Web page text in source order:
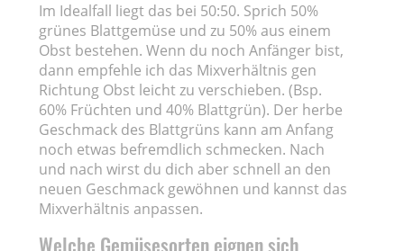
Im Idealfall liegt das bei 50:50. Sprich 50%
grünes Blattgemüse und zu 50% aus einem
Obst bestehen. Wenn du noch Anfänger bist,
dann empfehle ich das Mixverhältnis gen
Richtung Obst leicht zu verschieben. (Bsp.
60% Früchten und 40% Blattgrün). Der herbe
Geschmack des Blattgrüns kann am Anfang
noch etwas befremdlich schmecken. Nach
und nach wirst du dich aber schnell an den
neuen Geschmack gewöhnen und kannst das
Mixverhältnis anpassen.
Welche Gemüsesorten eignen sich